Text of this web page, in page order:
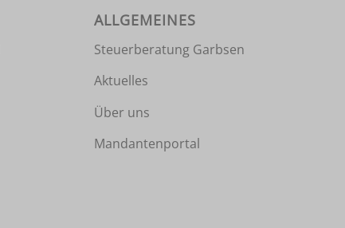
ALLGEMEINES
Steuerberatung Garbsen
Aktuelles
Über uns
Mandantenportal